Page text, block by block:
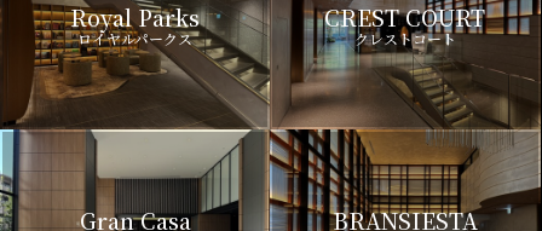
Royal Parks
ロイヤルパークス
CREST COURT
クレストコート
Gran Casa BRANSIESTA